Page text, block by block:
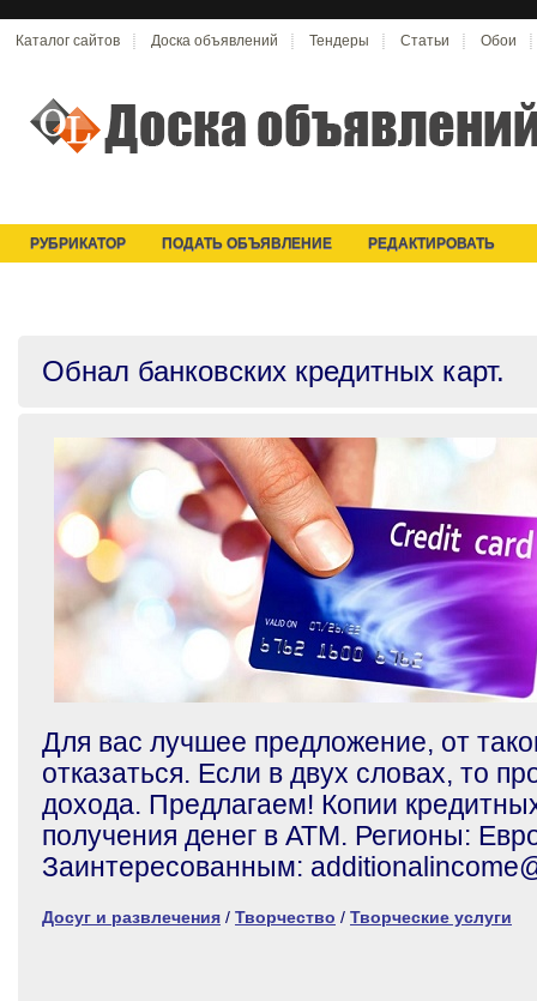
Каталог сайтов Доска объявлений Тендеры Статьи Обои
РУБРИКАТОР ПОДАТЬ ОБЪЯВЛЕНИЕ РЕДАКТИРОВАТЬ
Обнал банковских кредитных карт.
Для вас лучшее предложение, от
отказаться. Если в двух словах, то
дохода. Предлагаем! Копии
получения денег в АТМ. Регионы:
Заинтересованным:
Досуг и развлечения / Творчество / Творческие услуги